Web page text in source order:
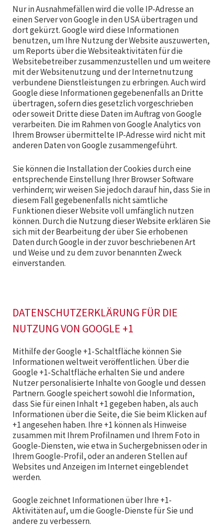
Nur in Ausnahmefällen wird die volle IP-Adresse an
einen Server von Google in den USA übertragen und
dort gekürzt. Google wird diese Informationen
benutzen, um Ihre Nutzung der Website auszuwerten,
um Reports über die Websiteaktivitäten für die
Websitebetreiber zusammenzustellen und um weitere
mit der Websitenutzung und der Internetnutzung
verbundene Dienstleistungen zu erbringen. Auch wird
Google diese Informationen gegebenenfalls an Dritte
übertragen, sofern dies gesetzlich vorgeschrieben
oder soweit Dritte diese Daten im Auftrag von Google
verarbeiten. Die im Rahmen von Google Analytics von
Ihrem Browser übermittelte IP-Adresse wird nicht mit
anderen Daten von Google zusammengeführt.
Sie können die Installation der Cookies durch eine
entsprechende Einstellung Ihrer Browser Software
verhindern; wir weisen Sie jedoch darauf hin, dass Sie in
diesem Fall gegebenenfalls nicht sämtliche
Funktionen dieser Website voll umfänglich nutzen
können. Durch die Nutzung dieser Website erklären Sie
sich mit der Bearbeitung der über Sie erhobenen
Daten durch Google in der zuvor beschriebenen Art
und Weise und zu dem zuvor benannten Zweck
einverstanden.
DATENSCHUTZERKLÄRUNG FÜR DIE
NUTZUNG VON GOOGLE +1
Mithilfe der Google +1-Schaltfläche können Sie
Informationen weltweit veröffentlichen. Über die
Google +1-Schaltfläche erhalten Sie und andere
Nutzer personalisierte Inhalte von Google und dessen
Partnern. Google speichert sowohl die Information,
dass Sie für einen Inhalt +1 gegeben haben, als auch
Informationen über die Seite, die Sie beim Klicken auf
+1 angesehen haben. Ihre +1 können als Hinweise
zusammen mit Ihrem Profilnamen und Ihrem Foto in
Google-Diensten, wie etwa in Suchergebnissen oder in
Ihrem Google-Profil, oder an anderen Stellen auf
Websites und Anzeigen im Internet eingeblendet
werden.
Google zeichnet Informationen über Ihre +1-
Aktivitäten auf, um die Google-Dienste für Sie und
andere zu verbessern.